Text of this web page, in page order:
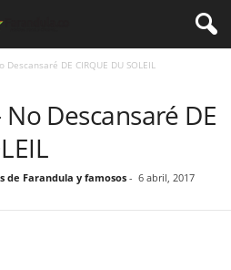
Descansaré DE CIRQUE DU SOLEIL
No Descansaré DE
de Farandula y famosos - 6 abril, 2017